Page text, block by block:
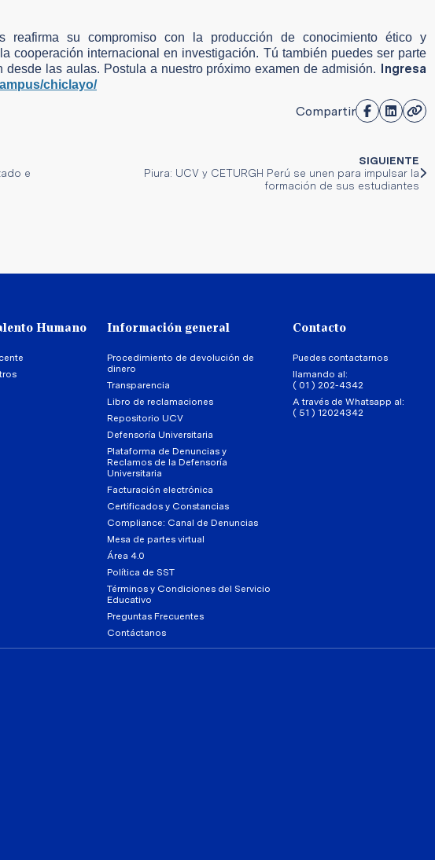
su compromiso con la producción de conocimiento ético y
cooperación internacional en investigación. Tú también puedes ser parte
las aulas. Postula a nuestro próximo examen de admisión. Ingresa
chiclayo/
Compartir
e
SIGUIENTE
Piura: UCV y CETURGH Perú se unen para impulsar la
formación de sus estudiantes
Humano Información general
Procedimiento de devolución de
dinero
Transparencia
Libro de reclamaciones
Repositorio UCV
Defensoría Universitaria
Plataforma de Denuncias y
Reclamos de la Defensoría
Universitaria
Facturación electrónica
Certificados y Constancias
Compliance: Canal de Denuncias
Mesa de partes virtual
Área 4.0
Política de SST
Términos y Condiciones del Servicio
Educativo
Preguntas Frecuentes
Contáctanos
Contacto
Puedes contactarnos
llamando al:
( 01 ) 202-4342
A través de Whatsapp al:
( 51 ) 12024342